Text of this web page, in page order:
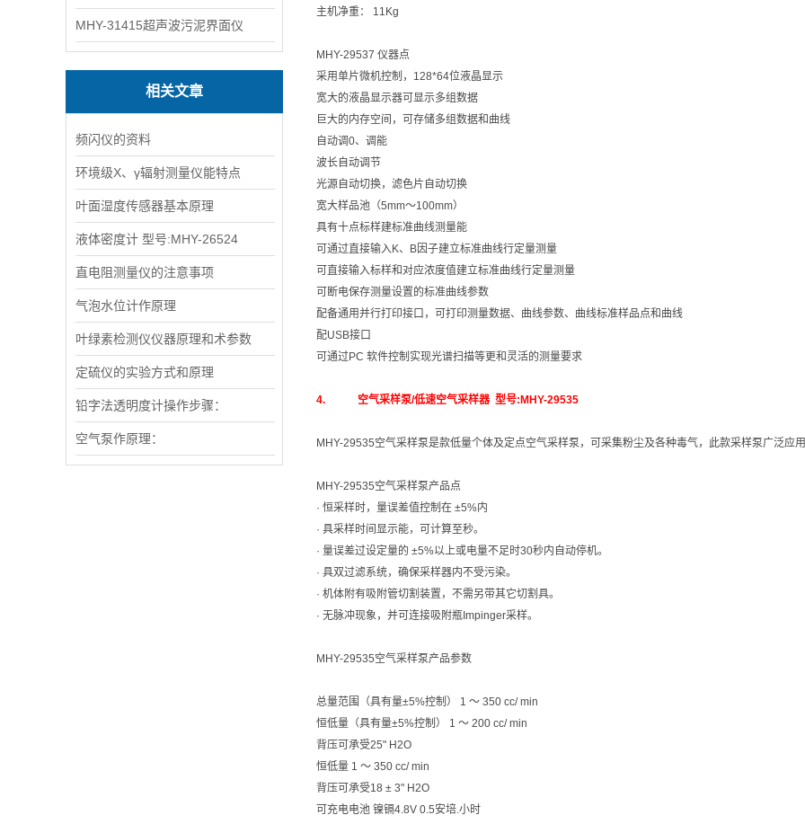
MHY-31415超声波污泥界面仪
相关文章
频闪仪的资料
环境级X、γ辐射测量仪能特点
叶面湿度传感器基本原理
液体密度计 型号:MHY-26524
直电阻测量仪的注意事项
气泡水位计作原理
叶绿素检测仪仪器原理和术参数
定硫仪的实验方式和原理
铅字法透明度计操作步骤：
空气泵作原理：
主机净重： 11Kg
MHY-29537 仪器点
采用单片微机控制，128*64位液晶显示
宽大的液晶显示器可显示多组数据
巨大的内存空间，可存储多组数据和曲线
自动调0、调能
波长自动调节
光源自动切换，滤色片自动切换
宽大样品池（5mm～100mm）
具有十点标样建标准曲线测量能
可通过直接输入K、B因子建立标准曲线行定量测量
可直接输入标样和对应浓度值建立标准曲线行定量测量
可断电保存测量设置的标准曲线参数
配备通用并行打印接口，可打印测量数据、曲线参数、曲线标准样品点和曲线
配USB接口
可通过PC 软件控制实现光谱扫描等更和灵活的测量要求
4. 空气采样泵/低速空气采样器 型号:MHY-29535
MHY-29535空气采样泵是款低量个体及定点空气采样泵，可采集粉尘及各种毒气，此款采样泵广泛应
MHY-29535空气采样泵产品点
· 恒采样时，量误差值控制在 ±5%内
· 具采样时间显示能，可计算至秒。
· 量误差过设定量的 ±5%以上或电量不足时30秒内自动停机。
· 具双过滤系统，确保采样器内不受污染。
· 机体附有吸附管切割装置，不需另带其它切割具。
· 无脉冲现象，并可连接吸附瓶Impinger采样。
MHY-29535空气采样泵产品参数
总量范围（具有量±5%控制） 1 ～ 350 cc/ min
恒低量（具有量±5%控制） 1 ～ 200 cc/ min
背压可承受25" H2O
恒低量 1 ～ 350 cc/ min
背压可承受18 ± 3" H2O
可充电电池 镍镉4.8V 0.5安培.小时